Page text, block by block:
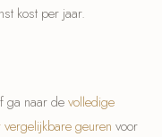
kost per jaar.
ga naar devolledige
geuren voor